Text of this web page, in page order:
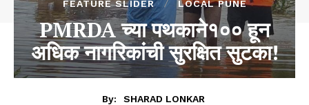
FEATURE SLIDER LOCAL PUNE
PMRDA च्या पथकाने१०० हून
अधिक नागरिकांची सुरक्षित सुटका!
By:
SHARAD LONKAR